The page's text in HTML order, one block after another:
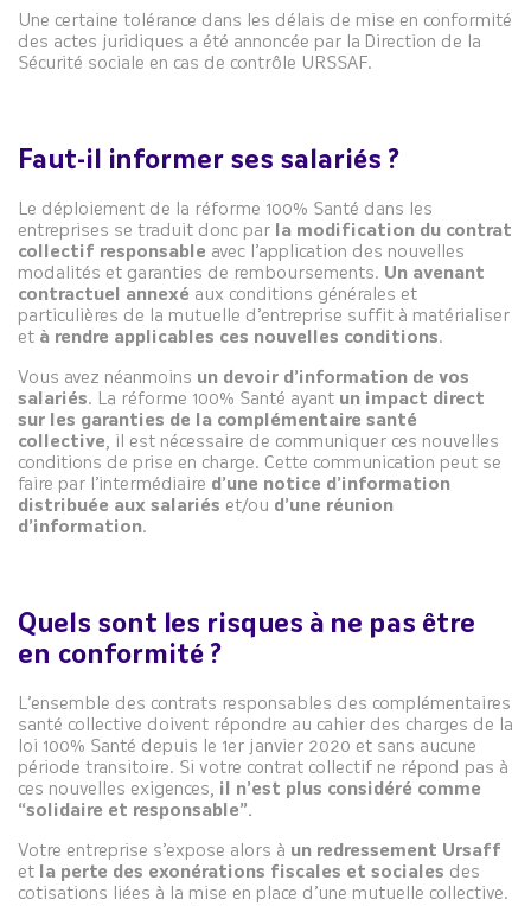
Une certaine tolérance dans les délais de mise en conformité
des actes juridiques a été annoncée par la Direction de la
Sécurité sociale en cas de contrôle URSSAF.
Faut-il informer ses salariés ?
Le déploiement de la réforme 100% Santé dans les
entreprises se traduit donc par la modification du contrat
collectif responsable avec l’application des nouvelles
modalités et garanties de remboursements. Un avenant
contractuel annexé aux conditions générales et
particulières de la mutuelle d’entreprise suffit à matérialiser
et à rendre applicables ces nouvelles conditions.
Vous avez néanmoins un devoir d’information de vos
salariés. La réforme 100% Santé ayant un impact direct
sur les garanties de la complémentaire santé
collective, il est nécessaire de communiquer ces nouvelles
conditions de prise en charge. Cette communication peut se
faire par l’intermédiaire d’une notice d’information
distribuée aux salariés et/ou d’une réunion
d’information.
Quels sont les risques à ne pas être
en conformité ?
L’ensemble des contrats responsables des complémentaires
santé collective doivent répondre au cahier des charges de la
loi 100% Santé depuis le 1er janvier 2020 et sans aucune
période transitoire. Si votre contrat collectif ne répond pas à
ces nouvelles exigences, il n’est plus considéré comme
“solidaire et responsable”.
Votre entreprise s’expose alors à un redressement Ursaff
et la perte des exonérations fiscales et sociales des
cotisations liées à la mise en place d’une mutuelle collective.